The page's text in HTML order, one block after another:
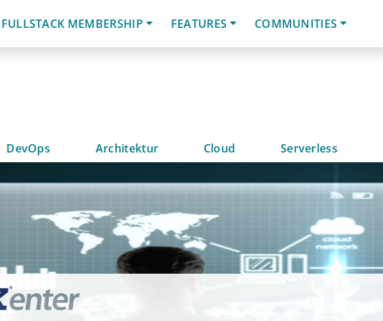
FULLSTACK MEMBERSHIP FEATURES COMMUNITIES
DevOps Architektur Cloud Serverless